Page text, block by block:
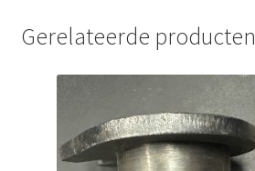
Gerelateerde producten